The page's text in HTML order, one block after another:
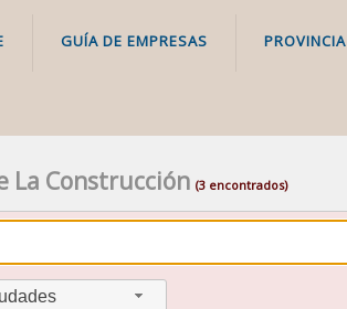
GUÍA DE EMPRESAS PROVINCIA
La Construcción (3 encontrados)